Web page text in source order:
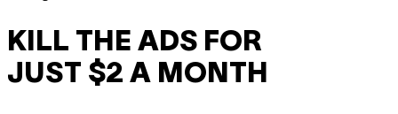
KILL THE ADS FOR
JUST $2 A MONTH